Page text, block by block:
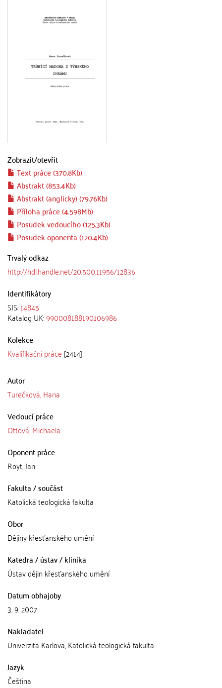
Zobrazit/otevřít
Text práce (370.8Kb)
Abstrakt (853.4Kb)
Abstrakt (anglicky) (79.76Kb)
Příloha práce (4.598Mb)
Posudek vedoucího (125.3Kb)
Posudek oponenta (120.4Kb)
Trvalý odkaz
http://hdl.handle.net/20.500.11956/12836
Identifikátory
SIS:14845
Katalog UK:990008188190106986
Kolekce
Kvalifikační práce [2414]
Autor
Turečková, Hana
Vedoucí práce
Ottová, Michaela
Oponent práce
Royt, Jan
Fakulta / součást
Katolická teologická fakulta
Obor
Dějiny křesťanského umění
Katedra / ústav / klinika
Ústav dějin křesťanského umění
Datum obhajoby
3. 9. 2007
Nakladatel
Univerzita Karlova, Katolická teologická fakulta
Jazyk
Čeština